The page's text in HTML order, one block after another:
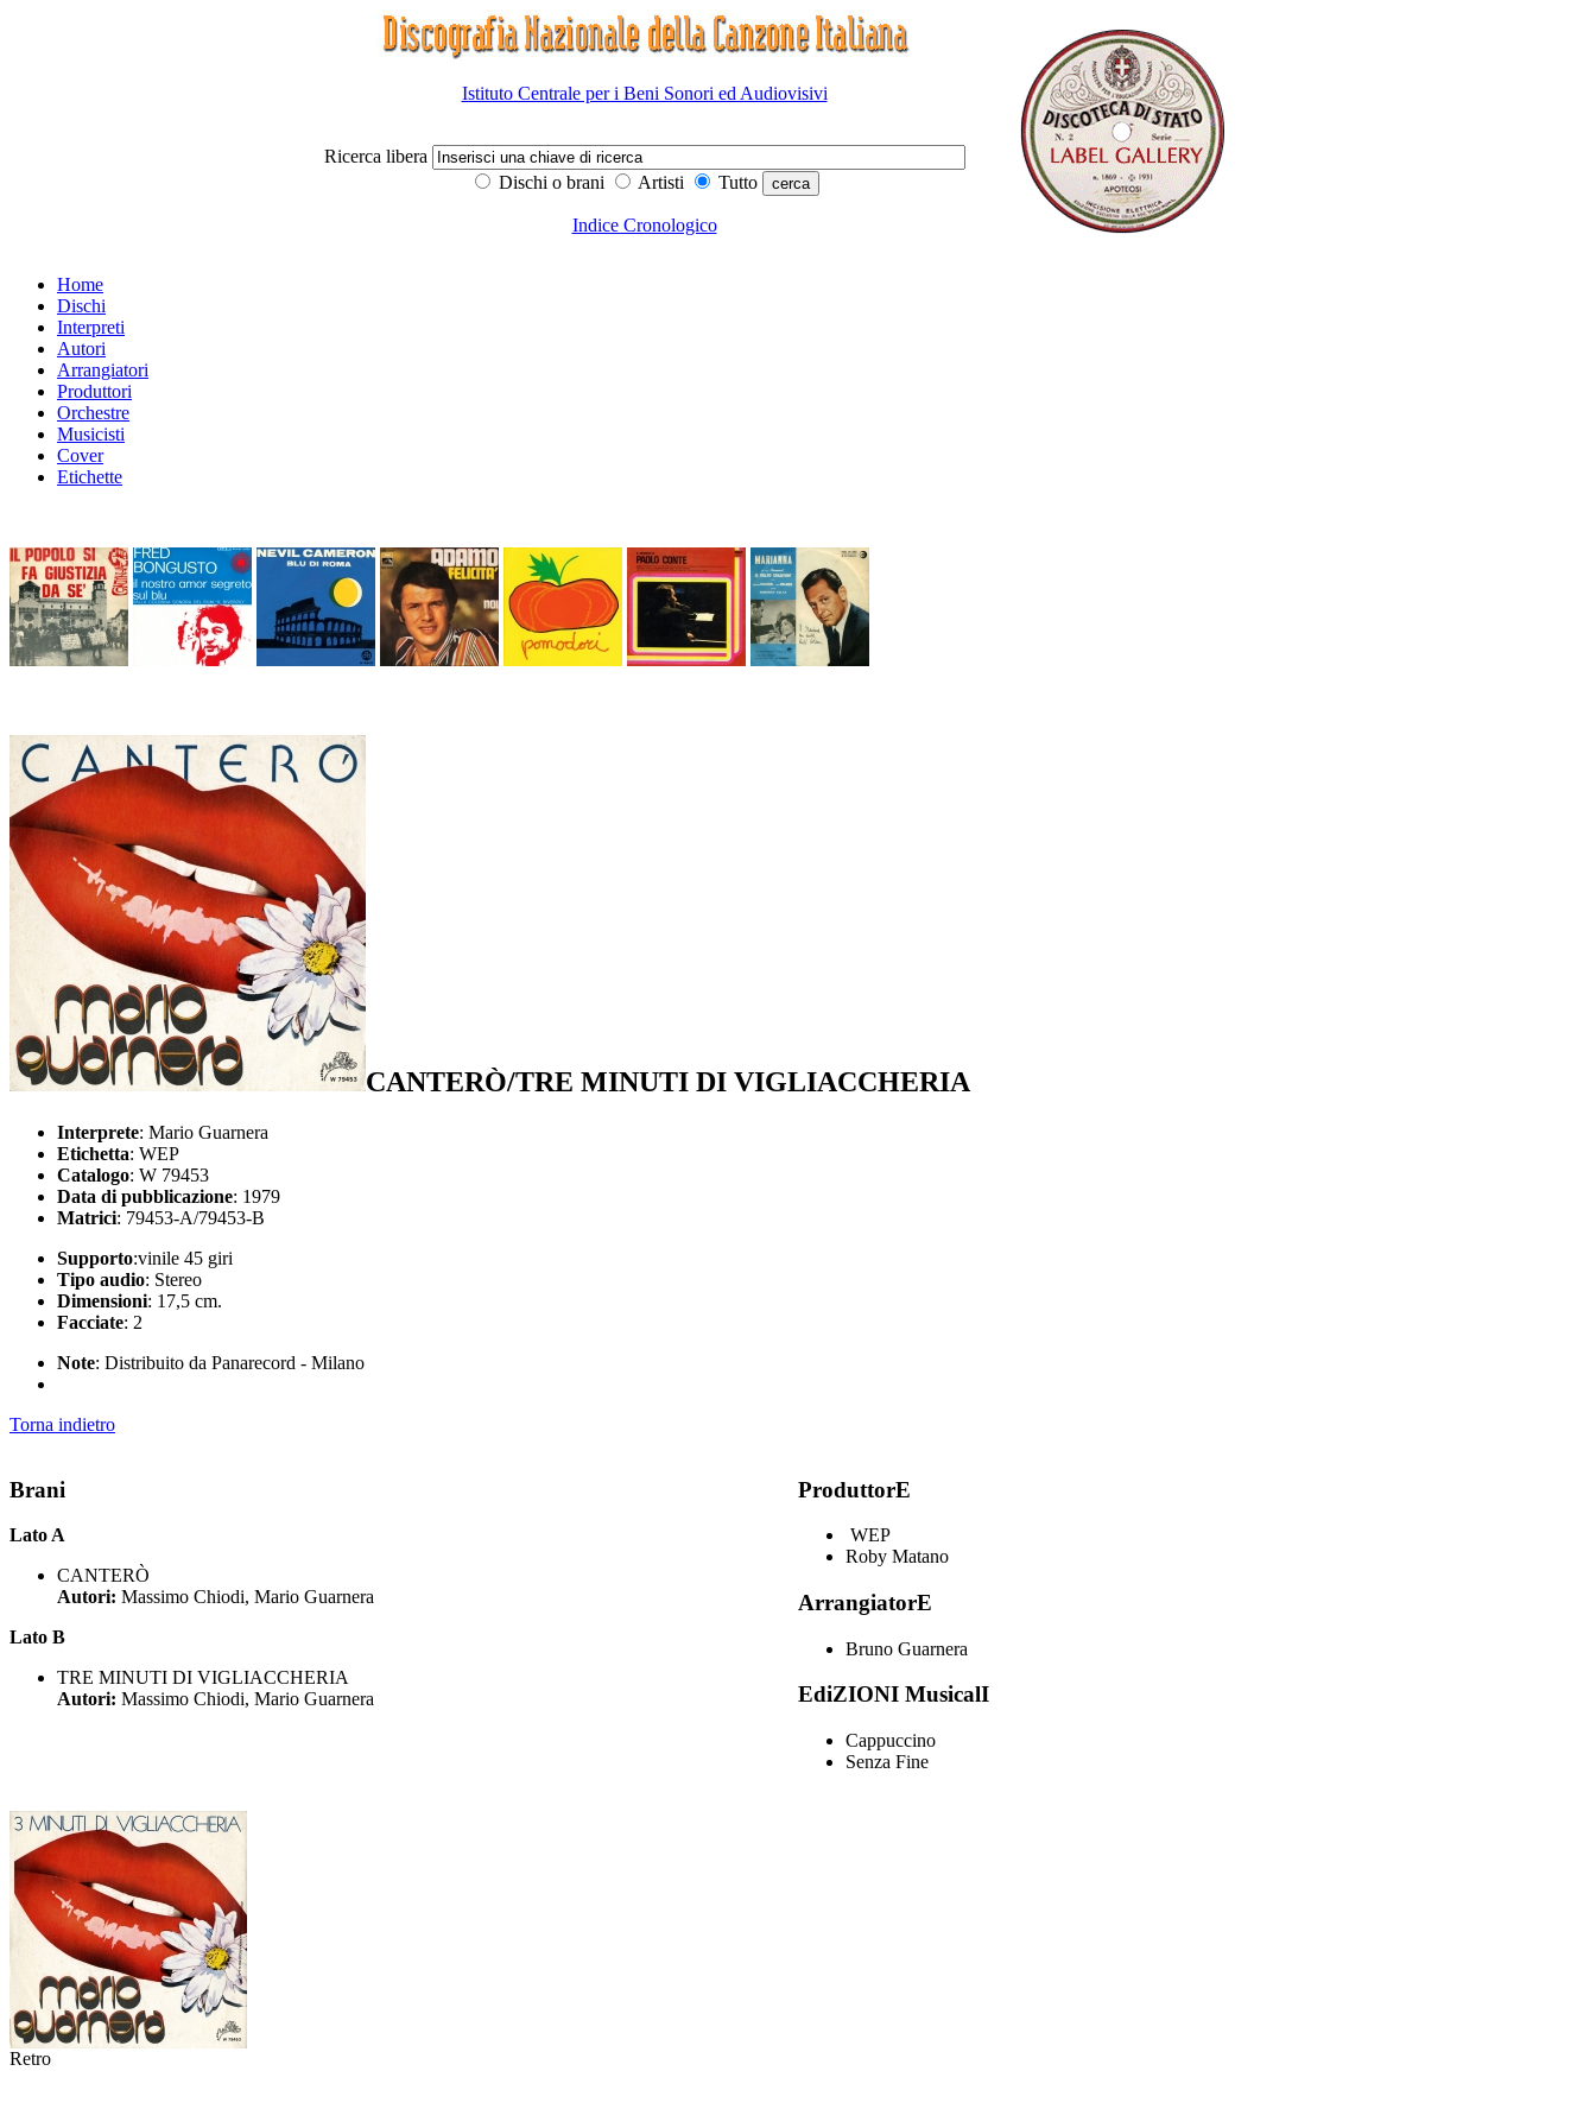
Istituto Centrale per i Beni Sonori ed Audiovisivi
Ricerca libera
Dischi o brani
Artisti Tutto
Indice Cronologico
Home
Dischi
Interpreti
Autori
Arrangiatori
Produttori
Orchestre
Musicisti
Cover
Etichette
CANTERÒ/TRE MINUTI DI VIGLIACCHERIA
Interprete: Mario Guarnera
Etichetta: WEP
Catalogo: W 79453
Data di pubblicazione: 1979
Matrici: 79453-A/79453-B
Supporto:vinile 45 giri
Tipo audio: Stereo
Dimensioni: 17,5 cm.
Facciate: 2
Note: Distribuito da Panarecord - Milano
Torna indietro
Brani
Lato A
CANTERÒ
Autori: Massimo Chiodi, Mario Guarnera
Lato B
TRE MINUTI DI VIGLIACCHERIA
Autori: Massimo Chiodi, Mario Guarnera
ProduttorE
WEP
Roby Matano
ArrangiatorE
Bruno Guarnera
EdiZIONI MusicalI
Cappuccino
Senza Fine
Retro